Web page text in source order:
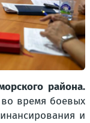
района.
время боевых
и